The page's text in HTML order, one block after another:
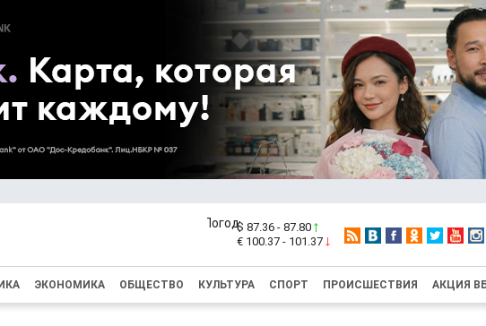
$ 87.36 - 87.80
€ 100.37 - 101.37
ЭКОНОМИКА ОБЩЕСТВО КУЛЬТУРА СПОРТ ПРОИСШЕСТВИЯ АКЦИЯ